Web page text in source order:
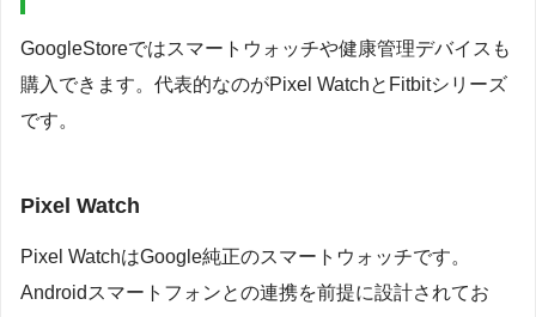
GoogleStoreではスマートウォッチや健康管理デバイスも
購入できます。代表的なのがPixel WatchとFitbitシリーズ
です。
Pixel Watch
Pixel WatchはGoogle純正のスマートウォッチです。
Androidスマートフォンとの連携を前提に設計されてお